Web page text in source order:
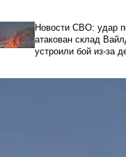
Новости СВО: удар
атакован склад
устроили бой из-за